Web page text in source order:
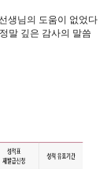
생님의 도움이 없었다
말 깊은 감사의 말씀